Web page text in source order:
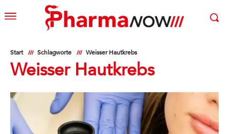
Start Schlagworte Weisser Hautkrebs
Weisser Hautkrebs